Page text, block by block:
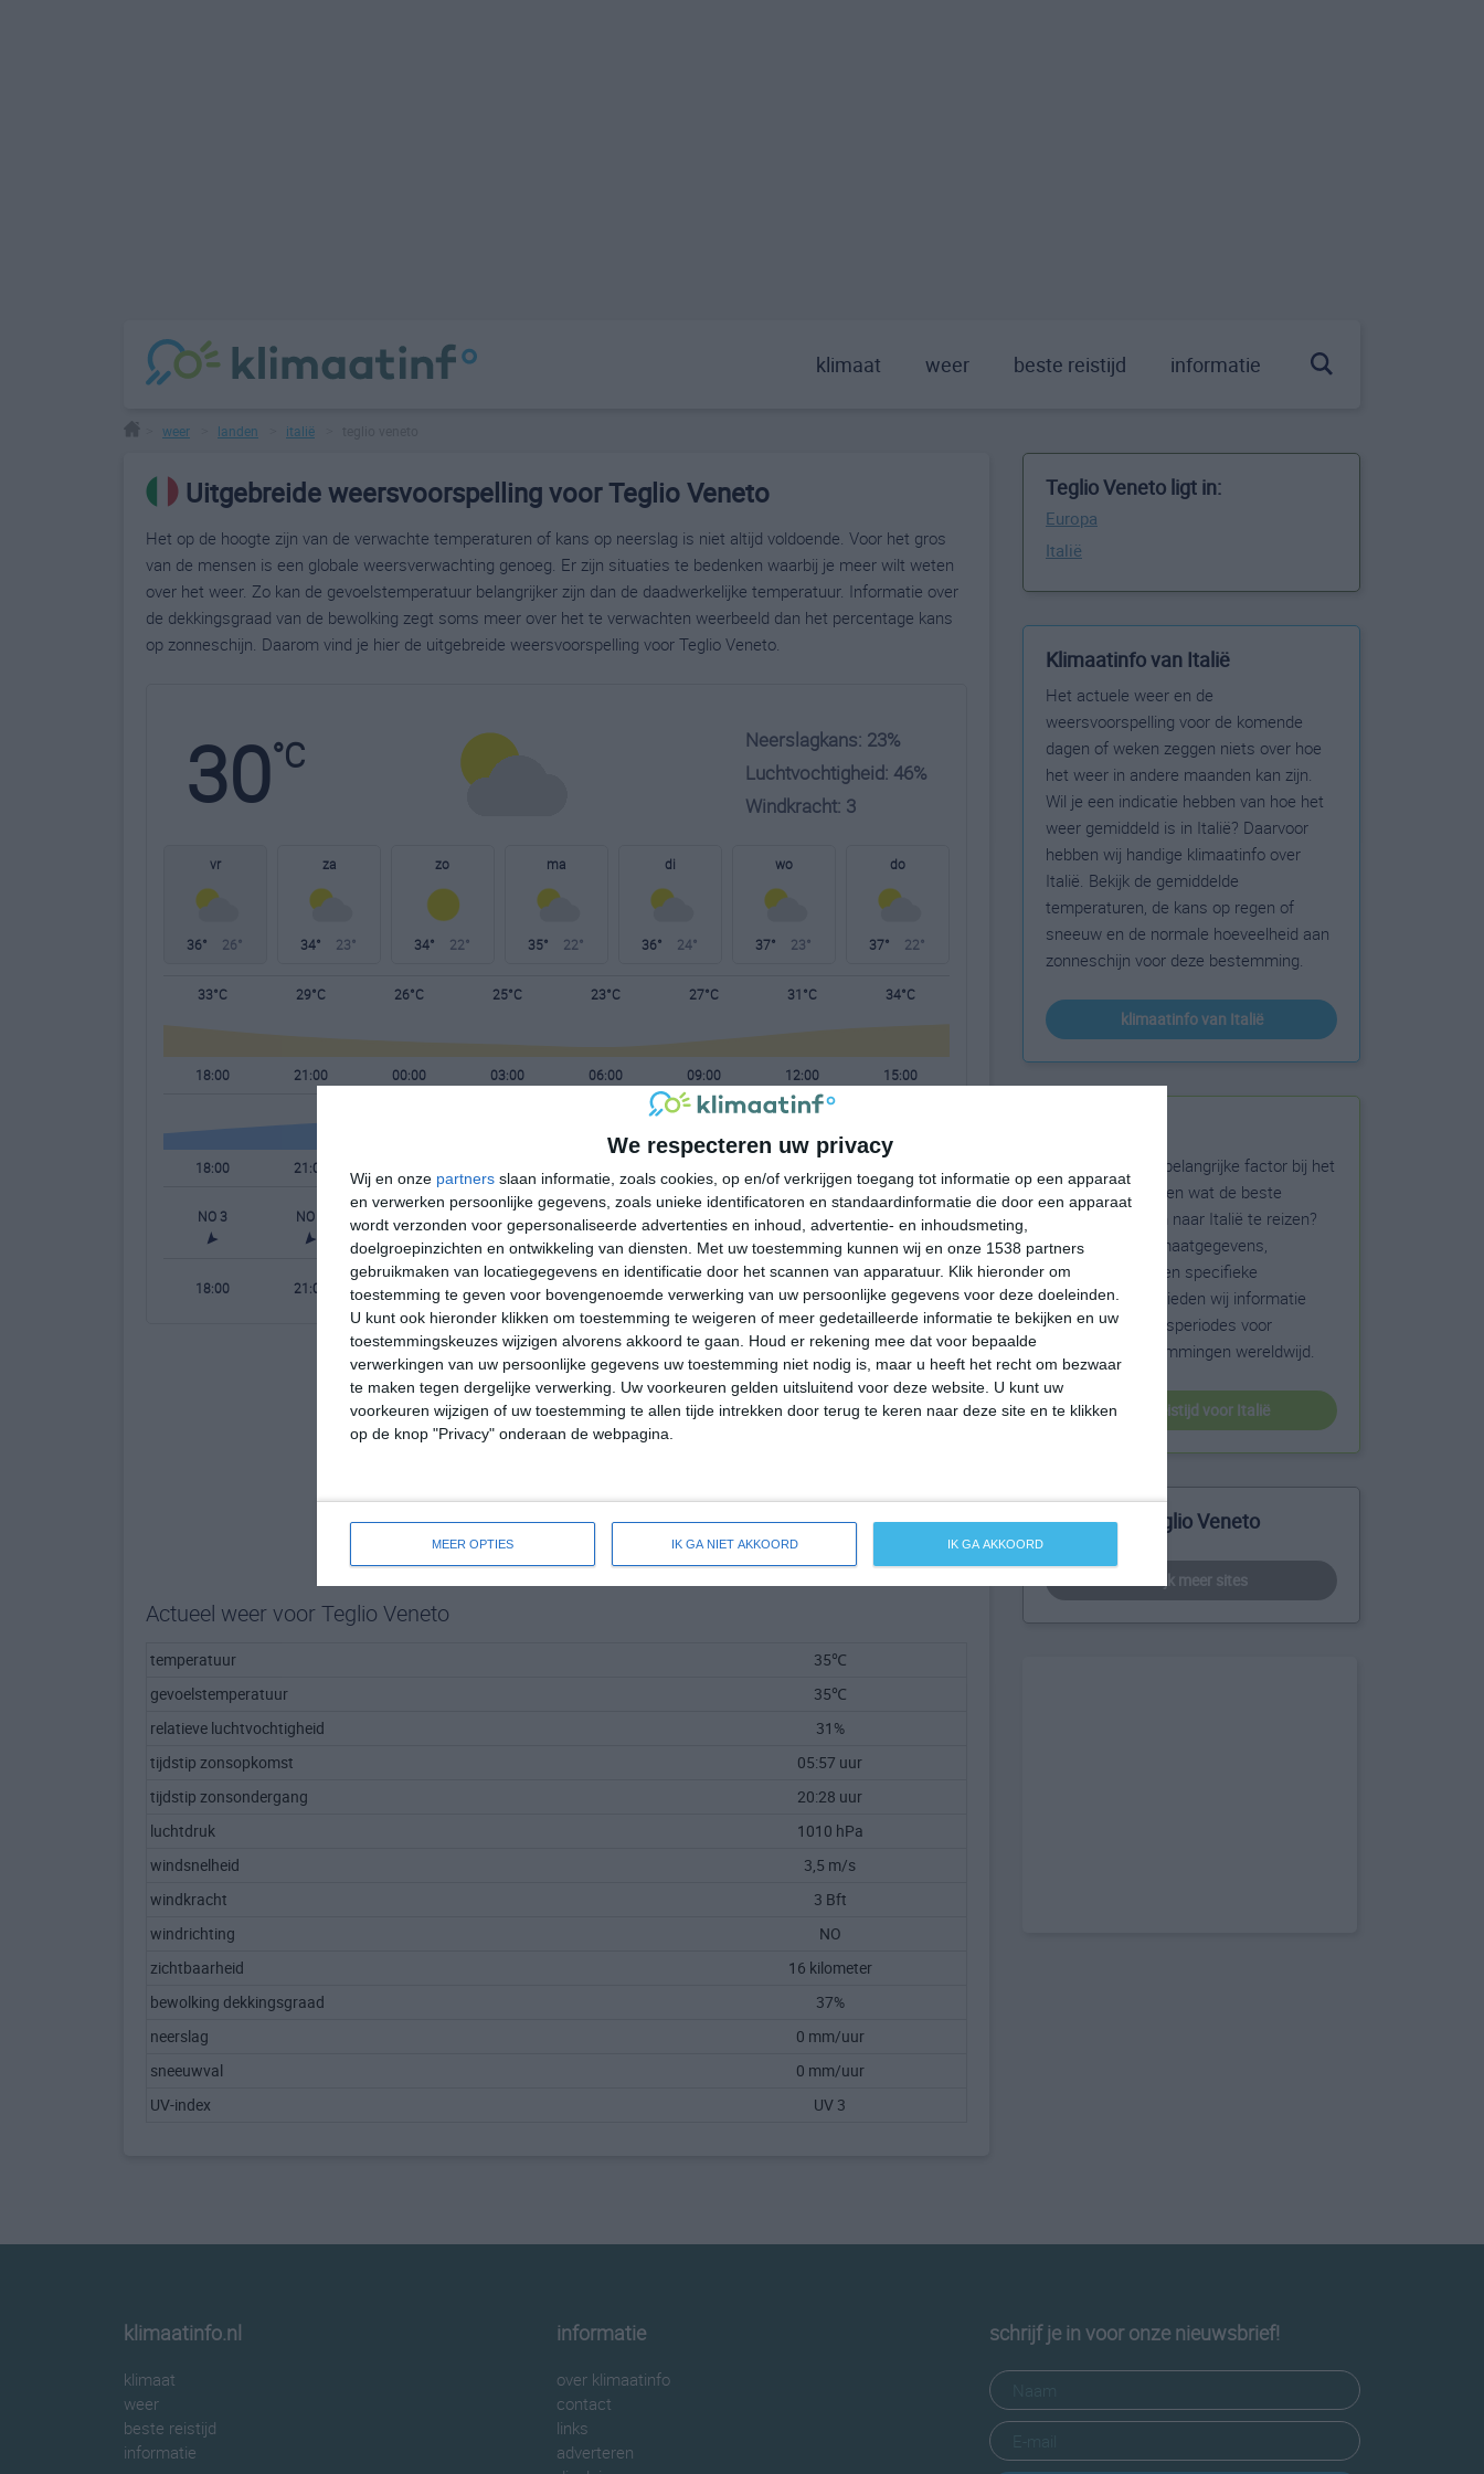
We respecteren uw privacy
Wij en onze partners slaan informatie, zoals cookies, op en/of verkrijgen toegang tot informatie op een apparaat
en verwerken persoonlijke gegevens, zoals unieke identificatoren en standaardinformatie die door een apparaat
wordt verzonden voor gepersonaliseerde advertenties en inhoud, advertentie- en inhoudsmeting,
doelgroepinzichten en ontwikkeling van diensten.
Met uw toestemming kunnen wij en onze 1538 partners
gebruikmaken van locatiegegevens en identificatie door het scannen van apparatuur. Klik hieronder om
toestemming te geven voor bovengenoemde verwerking van uw persoonlijke gegevens voor deze doeleinden.
U kunt ook hieronder klikken om toestemming te weigeren of meer gedetailleerde informatie te bekijken en uw
toestemmingskeuzes wijzigen alvorens akkoord te gaan.
Houd er rekening mee dat voor bepaalde
verwerkingen van uw persoonlijke gegevens uw toestemming niet nodig is, maar u heeft het recht om bezwaar
te maken tegen dergelijke verwerking. Uw voorkeuren gelden uitsluitend voor deze website. U kunt uw
voorkeuren wijzigen of uw toestemming te allen tijde intrekken door terug te keren naar deze site en te klikken
op de knop "Privacy" onderaan de webpagina.
MEER OPTIES IK GA NIET AKKOORD IK GA AKKOORD
klimaat weer beste reistijd informatie
weer landen italië
Uitgebreide weersvoorspelling voor Teglio Veneto
Het op de hoogte zijn van de verwachte temperaturen of kans op neerslag is niet altijd voldoende. Voor het gros
van de mensen is een globale weersverwachting genoeg. Er zijn situaties te bedenken waarbij je meer wilt weten
over het weer. Zo kan de gevoelstemperatuur belangrijker zijn dan de daadwerkelijke temperatuur. Informatie over
de dekkingsgraad van de bewolking zegt soms meer over het te verwachten weerbeeld dan het percentage kans
op zonneschijn. Daarom vind je hier de uitgebreide weersvoorspelling voor Teglio Veneto.
30°C
Neerslagkans: 23%
Luchtvochtigheid: 46%
Windkracht: 3
vr
36° 26°
za
34° 23°
zo
34° 22°
ma
35° 22°
di
36° 24°
wo
37° 23°
do
37° 22°
33°C 29°C 26°C 25°C 23°C 27°C 31°C 34°C
18:00 21:00 00:00 03:00 06:00 09:00 12:00 15:00
18:00 21:00
NO 3 NO 2 NNO 2 NNO 2 NO 2 O 3
18:00 21:00 00:00 09:00
Actueel weer voor Teglio Veneto
temperatuur
35℃
gevoelstemperatuur
35℃
relatieve luchtvochtigheid
31%
tijdstip zonsopkomst
05:57 uur
tijdstip zonsondergang
20:28 uur
luchtdruk
1010 hPa
windsnelheid
3,5 m/s
windkracht
3 Bft
windrichting
NO
zichtbaarheid
16 kilometer
bewolking dekkingsgraad
37%
neerslag
0 mm/uur
sneeuwval
0 mm/uur
UV-index
UV 3
Teglio Veneto ligt in:
Europa
Italië
Klimaatinfo van Italië
Het actuele weer en de
weersvoorspelling voor de komende
dagen of weken zeggen niets over hoe
het weer in andere maanden kan zijn.
Wil je een indicatie hebben van hoe het
weer gemiddeld is in Italië? Daarvoor
hebben wij handige klimaatinfo over
Italië. Bekijk de gemiddelde
temperaturen, de kans op regen of
sneeuw en de normale hoeveelheid aan
zonneschijn voor deze bestemming.
klimaatinfo van Italië
Het weer is een belangrijke factor bij het
reizen. Wil je weten wat de beste
maanden zijn om naar Italië te reizen?
Op basis van klimaatgegevens,
weersextremen en specifieke
weerinformatie bieden wij informatie
over de beste reisperiodes voor
duizenden bestemmingen wereldwijd.
beste reistijd voor Italië
Meer over Teglio Veneto
bekijk meer sites
klimaatinfo.nl
klimaat
weer
beste reistijd
informatie
informatie
over klimaatinfo
contact
links
adverteren
schrijf je in voor onze nieuwsbrief!